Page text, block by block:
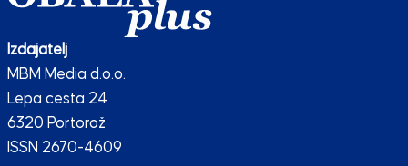
Izdajatelj
MBM Media d.o.o.
Lepa cesta 24
6320 Portorož
ISSN 2670-4609